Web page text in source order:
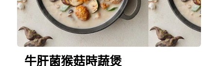
牛肝菌猴菇時蔬煲